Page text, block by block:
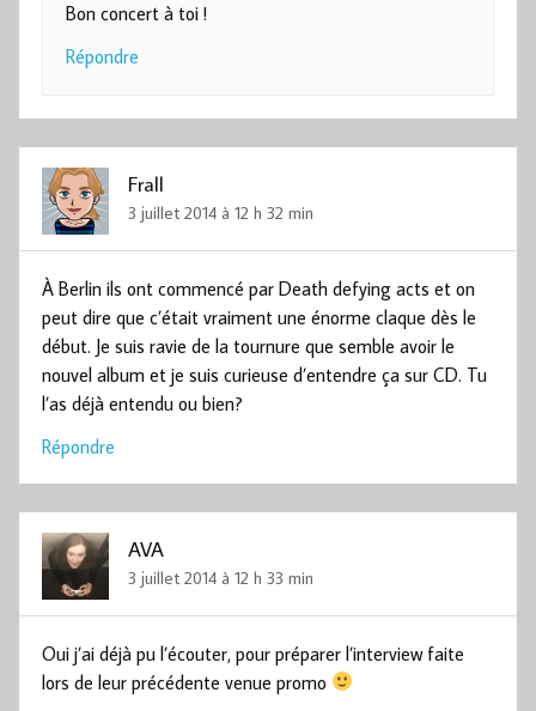
Bon concert à toi !
Répondre
Frall
3 juillet 2014 à 12 h 32 min
À Berlin ils ont commencé par Death defying acts et on
peut dire que c’était vraiment une énorme claque dès le
début. Je suis ravie de la tournure que semble avoir le
nouvel album et je suis curieuse d’entendre ça sur CD. Tu
l’as déjà entendu ou bien?
Répondre
AVA
3 juillet 2014 à 12 h 33 min
Oui j’ai déjà pu l’écouter, pour préparer l’interview faite
lors de leur précédente venue promo